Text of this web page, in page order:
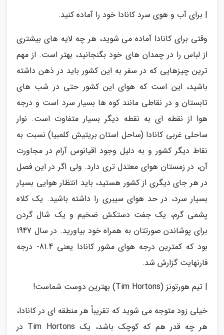
| برای آب و هوی سرد کانادا خود را آماده کنید.
وقتی برای کانادا آماده می شوید، هر چه لایه های بیشتری
از لباس را در چمدان های خود بگنجانید، بهتر است. از مهم
ترین چیزهایی که در سفر به این کشور باید در ذهن داشته
باشید، این است که هوای این کشور حتی در شب های
تابستان و در نقاطی مانند کوه ها بسیار سرد است و درجه
هوا از نقطه ای به نقطه دیگر بسیار متفاوت است. نوار
ساحلی غربی کانادا (ساحل استان بریتیش کلمبیا) نسبت به
نقاط دیگر کشور و به دلیل وجود اقیانوس آرام در مجاورت
آن، در زمستان هوای معتدل تری دارد. ولی اگر در این فصل
در هر جای دیگری از کشور هستید، باید انتظار هوایی بسیار
بسیار سرد، در حد هوای سیبری را داشته باشید. یک کلاه
پشمی گرم، یک جفت دستکش ضخیم و یک شال گردن
برای پوشاندن صورتتان به همراه خود بیاورید. در سال 1947
بود که کمترین درجه هوای مشور کانادا یعنی 81.4- درجه
فارنهایت گزارش شد.
| تیم هورتونز (Tim Hortons) بهترین دوست شماست!
خیلی زود متوجه می شوید که تقریباً هر منطقه ای در کانادا،
هر چه قدر هم که کوچک باشد، یک Tim Hortons در